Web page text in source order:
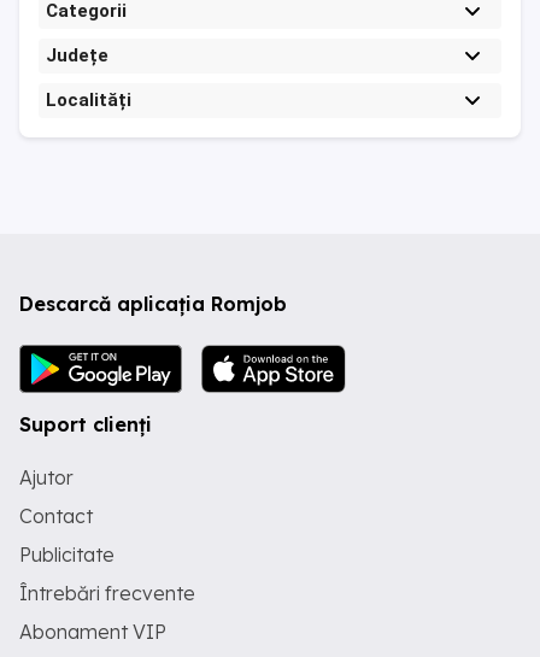
Categorii
Județe
Localități
Descarcă aplicația Romjob
Suport clienți
Ajutor
Contact
Publicitate
Întrebări frecvente
Abonament VIP